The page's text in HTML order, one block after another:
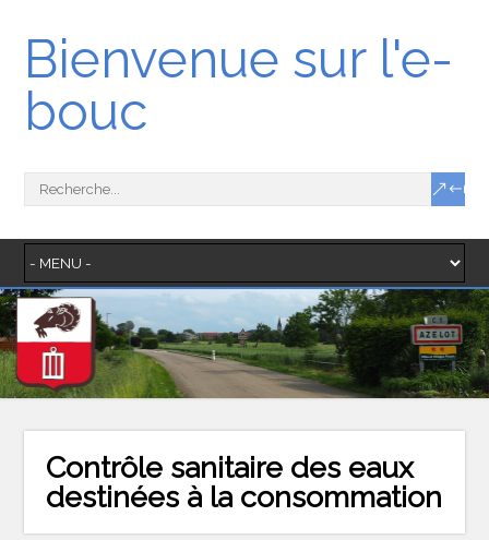
Bienvenue sur l'e-
bouc
Contrôle sanitaire des eaux
destinées à la consommation